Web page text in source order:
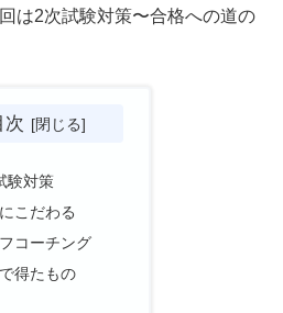
は2次試験対策〜合格への道の
次
験対策
こだわる
コーチング
得たもの